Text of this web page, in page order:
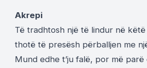
Akrepi
Të tradhtosh një të lindur në
thotë të presësh përballjen me
Mund edhe t’ju falë, por më parë